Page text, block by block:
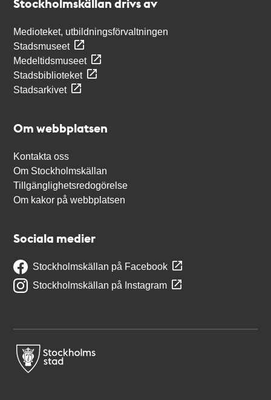
Stockholmskällan drivs av
Medioteket, utbildningsförvaltningen
Stadsmuseet
Medeltidsmuseet
Stadsbiblioteket
Stadsarkivet
Om webbplatsen
Kontakta oss
Om Stockholmskällan
Tillgänglighetsredogörelse
Om kakor på webbplatsen
Sociala medier
Stockholmskällan på Facebook
Stockholmskällan på Instagram